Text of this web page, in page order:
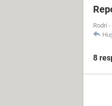
Rodri -
8